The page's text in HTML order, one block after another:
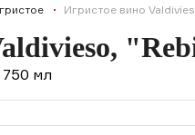
Игристое вино
мл